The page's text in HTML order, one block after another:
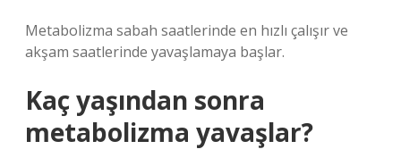
Metabolizma sabah saatlerinde en hızlı çalışır ve
akşam saatlerinde yavaşlamaya başlar.
Kaç yaşından sonra
metabolizma yavaşlar?